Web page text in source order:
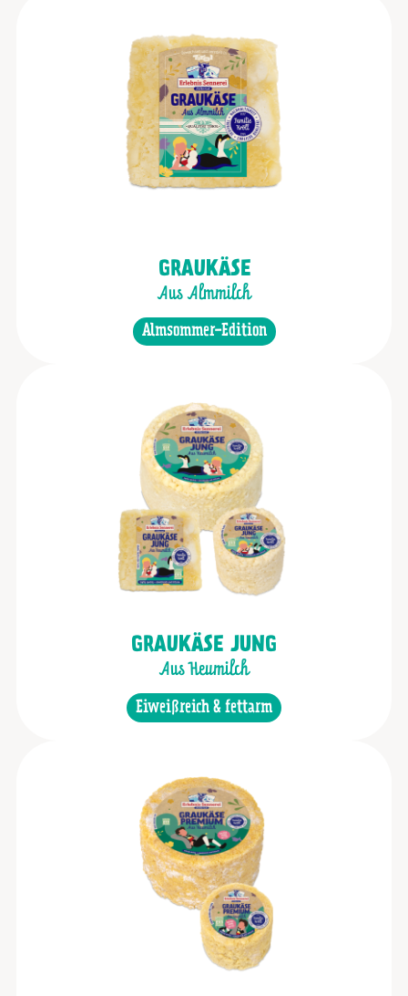
GRAUKÄSE
Aus Almmilch
Almsommer-Edition
GRAUKÄSE JUNG
Aus Heumilch
Eiweißreich & fettarm